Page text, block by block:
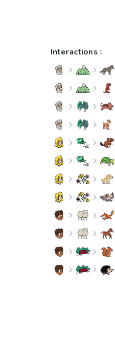
Interactions :